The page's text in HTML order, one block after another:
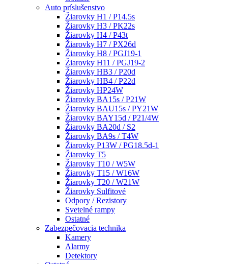
Auto príslušenstvo
Žiarovky H1 / P14.5s
Žiarovky H3 / PK22s
Žiarovky H4 / P43t
Žiarovky H7 / PX26d
Žiarovky H8 / PGJ19-1
Žiarovky H11 / PGJ19-2
Žiarovky HB3 / P20d
Žiarovky HB4 / P22d
Žiarovky HP24W
Žiarovky BA15s / P21W
Žiarovky BAU15s / PY21W
Žiarovky BAY15d / P21/4W
Žiarovky BA20d / S2
Žiarovky BA9s / T4W
Žiarovky P13W / PG18.5d-1
Žiarovky T5
Žiarovky T10 / W5W
Žiarovky T15 / W16W
Žiarovky T20 / W21W
Žiarovky Sulfitové
Odpory / Rezistory
Svetelné rampy
Ostatné
Zabezpečovacia technika
Kamery
Alarmy
Detektory